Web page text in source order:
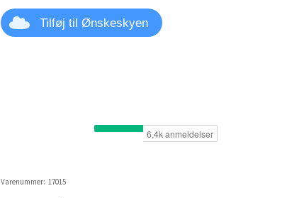
Tilføj til Ønskeskyen
Varenummer: 17015